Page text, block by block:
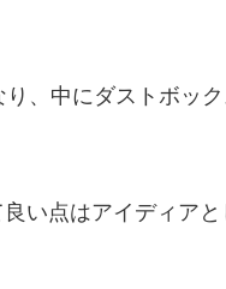
、中にダストボッ
い点はアイディア